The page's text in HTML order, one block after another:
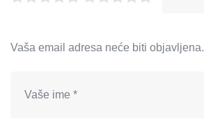
Vaša email adresa neće biti objavljena.